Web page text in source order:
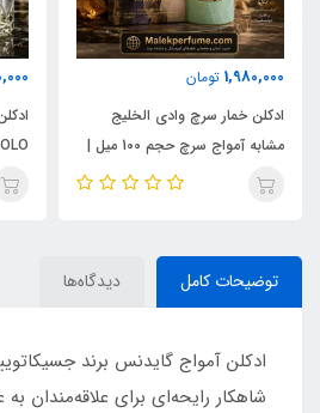
1,980,000 تومان
ادکلن خمار سرچ وادی الخلیج
مشابه آمواج سرچ حجم 100 میل |
KHUMAR Search Eau de
|
توضیحات کامل دیدگاه‌ها
شاهکار رایحه‌ای برای علاقه‌مندان